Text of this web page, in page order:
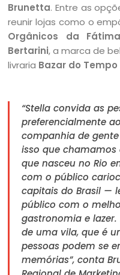
Brunetta. Entre as
reunir lojas como o
Orgânicos da
Bertarini, a marca de
livraria Bazar do Tempo
“Stella convida as
preferencialmente
companhia de
isso que chamamos
que nasceu no Rio
com o público
capitais do Brasil —
público com o
gastronomia e
de uma vila, que é
pessoas podem se
memórias”, conta